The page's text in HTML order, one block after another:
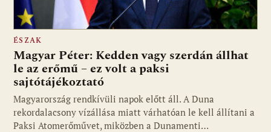
ÉSZAK
Magyar Péter: Kedden vagy szerdán állhat
le az erőmű – ez volt a paksi
sajtótájékoztató
Magyarország rendkívüli napok előtt áll. A Duna
rekordalacsony vízállása miatt várhatóan le kell állítani a
Paksi Atomerőművet, miközben a Dunamenti…